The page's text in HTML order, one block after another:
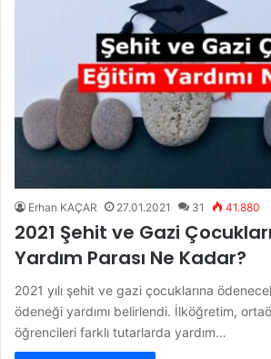
Erhan KAÇAR 27.01.2021 31 41.880
2021 Şehit ve Gazi
Yardım Parası Ne Kadar?
2021 yılı şehit ve gazi çocuklarına
ödeneği yardımı belirlendi. İlköğretim,
öğrencileri farklı tutarlarda yardım…